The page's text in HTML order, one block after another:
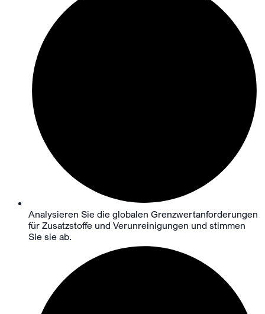
Analysieren Sie die globalen Grenzwertanforderungen
für Zusatzstoffe und Verunreinigungen und stimmen
Sie sie ab.